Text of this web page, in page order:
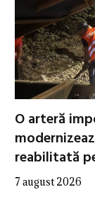
O arteră
reabilitată
7 august 2026